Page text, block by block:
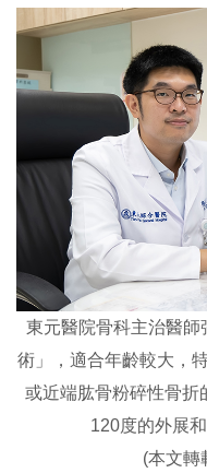
東元醫院骨科主治醫
術」，適合年齡較大，
或近端肱骨粉碎性骨折
120度的外展
(本文轉